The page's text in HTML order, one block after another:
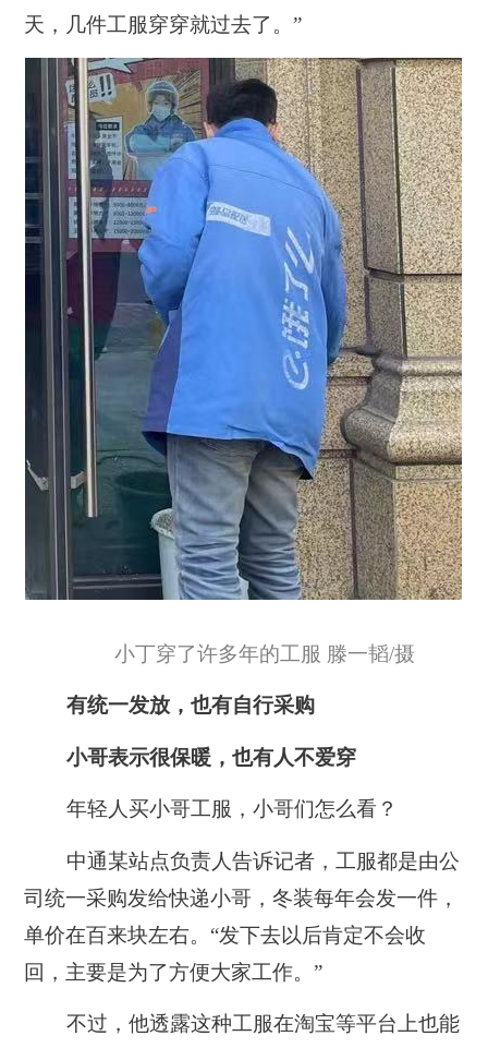
天，几件工服穿穿就过去了。”
小丁穿了许多年的工服 滕一韬/摄
有统一发放，也有自行采购
小哥表示很保暖，也有人不爱穿
年轻人买小哥工服，小哥们怎么看？
中通某站点负责人告诉记者，工服都是由公
司统一采购发给快递小哥，冬装每年会发一件，
单价在百来块左右。“发下去以后肯定不会收
回，主要是为了方便大家工作。”
不过，他透露这种工服在淘宝等平台上也能